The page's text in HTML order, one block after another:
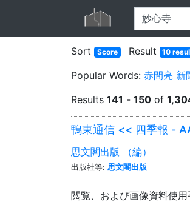
Sort Score Result 10
Popular Words: 赤間亮 新
Results 141 - 150 of
鴨東通信 << 四季報 -
思文閣出版 （編）
出版社等: 思文閣出版
閲覧、および画像資料使